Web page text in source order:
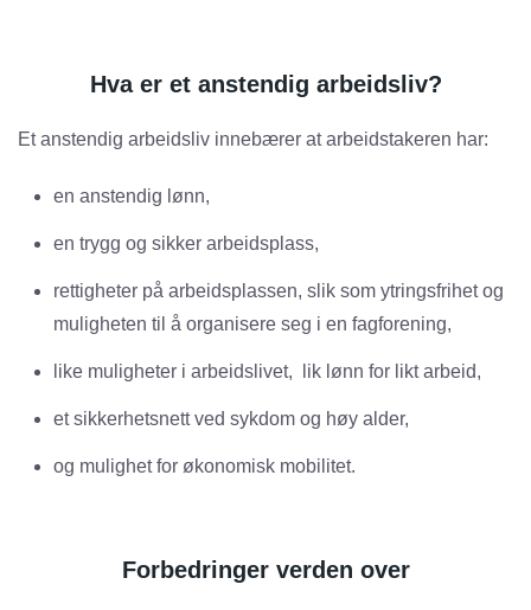
Hva er et anstendig arbeidsliv?
Et anstendig arbeidsliv innebærer at arbeidstakeren har:
en anstendig lønn,
en trygg og sikker arbeidsplass,
rettigheter på arbeidsplassen, slik som ytringsfrihet og
muligheten til å organisere seg i en fagforening,
like muligheter i arbeidslivet, lik lønn for likt arbeid,
et sikkerhetsnett ved sykdom og høy alder,
og mulighet for økonomisk mobilitet.
Forbedringer verden over